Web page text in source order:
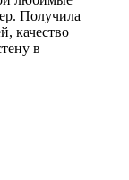
Получила
качество
в